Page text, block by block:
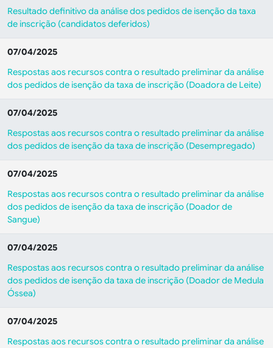
Resultado definitivo da análise dos pedidos de isenção da taxa
de inscrição (candidatos deferidos)
07/04/2025
Respostas aos recursos contra o resultado preliminar da análise
dos pedidos de isenção da taxa de inscrição (Doadora de Leite)
07/04/2025
Respostas aos recursos contra o resultado preliminar da análise
dos pedidos de isenção da taxa de inscrição (Desempregado)
07/04/2025
Respostas aos recursos contra o resultado preliminar da análise
dos pedidos de isenção da taxa de inscrição (Doador de
Sangue)
07/04/2025
Respostas aos recursos contra o resultado preliminar da análise
dos pedidos de isenção da taxa de inscrição (Doador de Medula
Óssea)
07/04/2025
Respostas aos recursos contra o resultado preliminar da análise